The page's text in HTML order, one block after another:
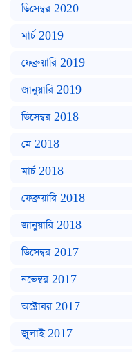
ডিসেম্বর 2020
মার্চ 2019
ফেব্রুয়ারি 2019
জানুয়ারি 2019
ডিসেম্বর 2018
মে 2018
মার্চ 2018
ফেব্রুয়ারি 2018
জানুয়ারি 2018
ডিসেম্বর 2017
নভেম্বর 2017
অক্টোবর 2017
জুলাই 2017